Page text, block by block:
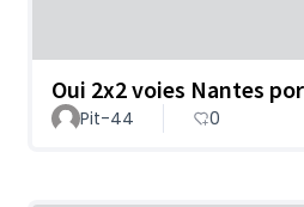
Oui 2x2 voies Nantes
Pit-44 0